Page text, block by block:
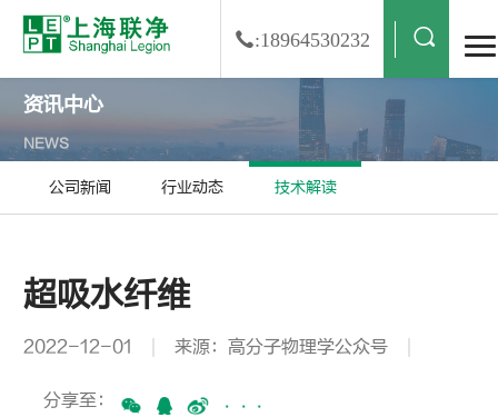
:18964530232
资讯中心
NEWS
公司新闻 行业动态 技术解读
超吸水纤维
2022-12-01 来源：高分子物理学公众号
分享至： ···